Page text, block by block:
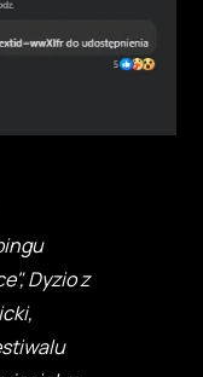
Dyzio z